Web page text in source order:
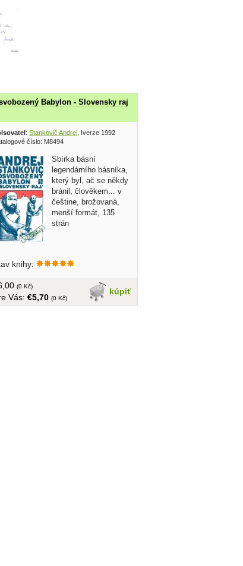
spisovatel 1985
Babylon - Slovensky raj
: Stankovič Andrej , Iverze 1992
číslo: M8494
Sbírka básní
legendárního básníka,
který byl, ač se někdy
bránil, člověkem... v
češtine, brožovaná,
menší formát, 135
strán
knihy:
kúpiť
(0 Kč)
Vás: €5,70 (0 Kč)